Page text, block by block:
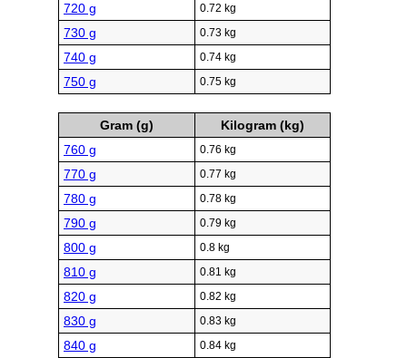
720 g 0.72 kg
730 g 0.73 kg
740 g 0.74 kg
750 g 0.75 kg
Gram (g)
Kilogram (kg)
760 g
0.76 kg
770 g 0.77 kg
780 g 0.78 kg
790 g 0.79 kg
800 g 0.8 kg
810 g 0.81 kg
820 g 0.82 kg
830 g 0.83 kg
840 g 0.84 kg